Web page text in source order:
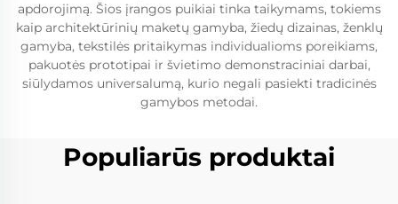
apdorojimą. Šios įrangos puikiai tinka taikymams, tokiems
kaip architektūrinių maketų gamyba, žiedų dizainas, ženklų
gamyba, tekstilės pritaikymas individualioms poreikiams,
pakuotės prototipai ir švietimo demonstraciniai darbai,
siūlydamos universalumą, kurio negali pasiekti tradicinės
gamybos metodai.
Populiarūs produktai